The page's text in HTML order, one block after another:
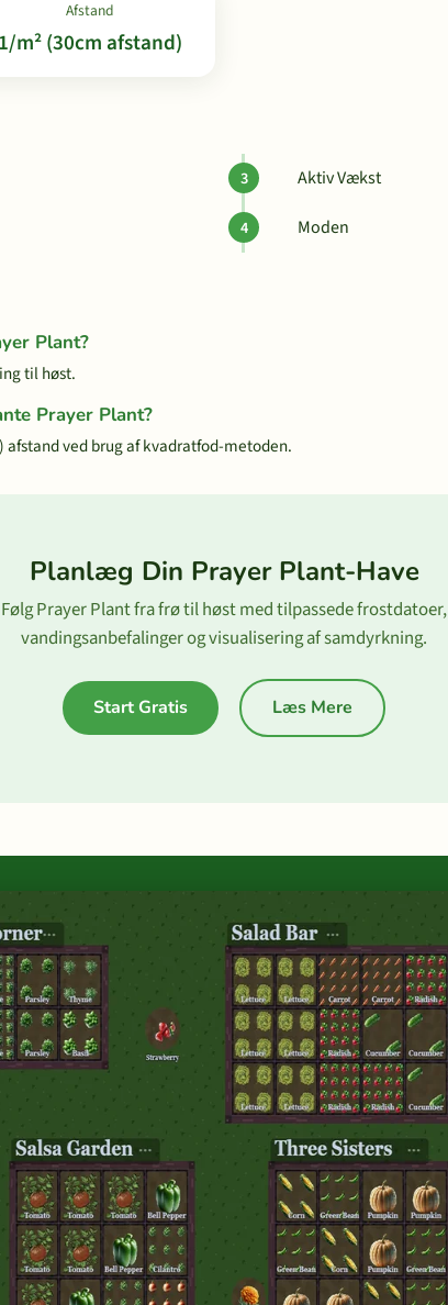
Afstand
1/m² (30cm afstand)
Aktiv Vækst
Moden
Plant?
til høst.
Prayer Plant?
ved brug af kvadratfod-metoden.
Planlæg Din Prayer Plant-Have
Følg Prayer Plant fra frø til høst med tilpassede frostdatoer,
vandingsanbefalinger og visualisering af samdyrkning.
Start Gratis Læs Mere